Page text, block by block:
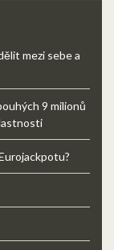
mezi sebe a
9 milionů